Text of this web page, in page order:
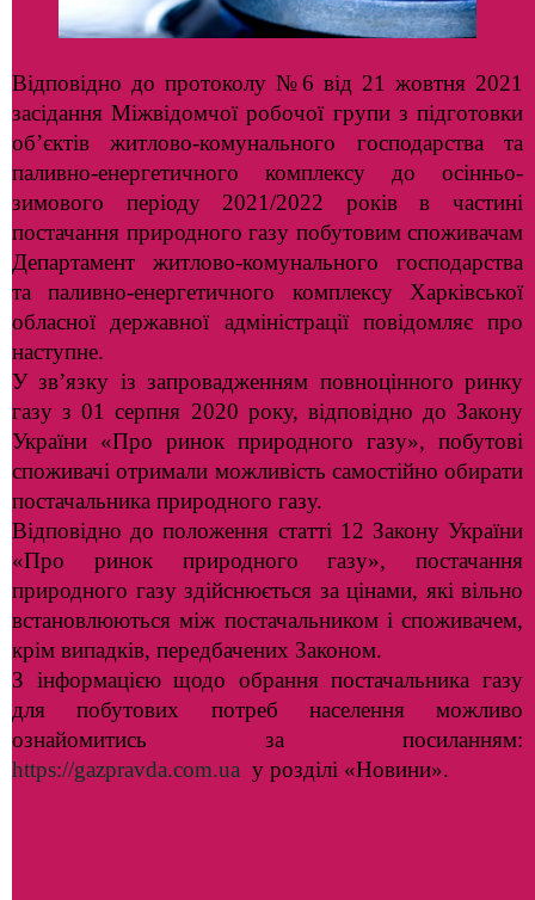
Відповідно до протоколу №6 від 21 жовтня 2021
засідання Міжвідомчої робочої групи з підготовки
об’єктів житлово-комунального господарства та
паливно-енергетичного комплексу до осінньо-
зимового періоду 2021/2022 років в частині
постачання природного газу побутовим споживачам
Департамент житлово-комунального господарства
та паливно-енергетичного комплексу Харківської
обласної державної адміністрації повідомляє про
наступне.
У зв’язку із запровадженням повноцінного ринку
газу з 01 серпня 2020 року, відповідно до Закону
України «Про ринок природного газу», побутові
споживачі отримали можливість самостійно обирати
постачальника природного газу.
Відповідно до положення статті 12 Закону України
«Про ринок природного газу», постачання
природного газу здійснюється за цінами, які вільно
встановлюються між постачальником і споживачем,
крім випадків, передбачених Законом.
З інформацією щодо обрання постачальника газу
для побутових потреб населення можливо
ознайомитись за посиланням:
https://gazpravda.com.ua у розділі «Новини».